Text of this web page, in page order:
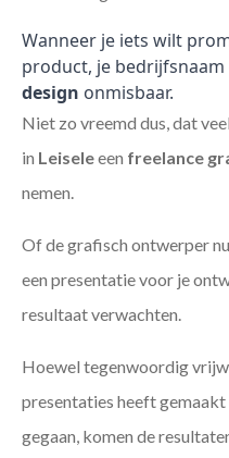
Wanneer je iets wilt
product, je bedrijfsnaam
design onmisbaar.
Niet zo vreemd dus, dat
in Leiseleeen freelance
nemen.
Of de grafisch ontwerper
een presentatie voor je
resultaat verwachten.
Hoewel tegenwoordig
presentaties heeft gemaakt
gegaan, komen de